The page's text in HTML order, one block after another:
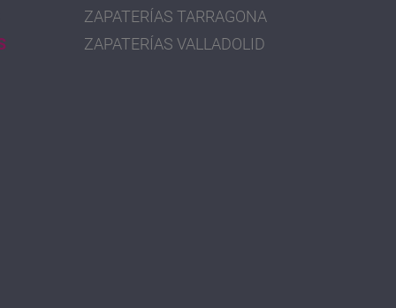
ZAPATERÍAS TARRAGONA
ZAPATERÍAS VALLADOLID